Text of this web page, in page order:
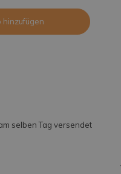
hinzufügen
selben Tag versendet